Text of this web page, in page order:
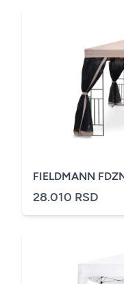
FIELDMANN
28.010 RSD